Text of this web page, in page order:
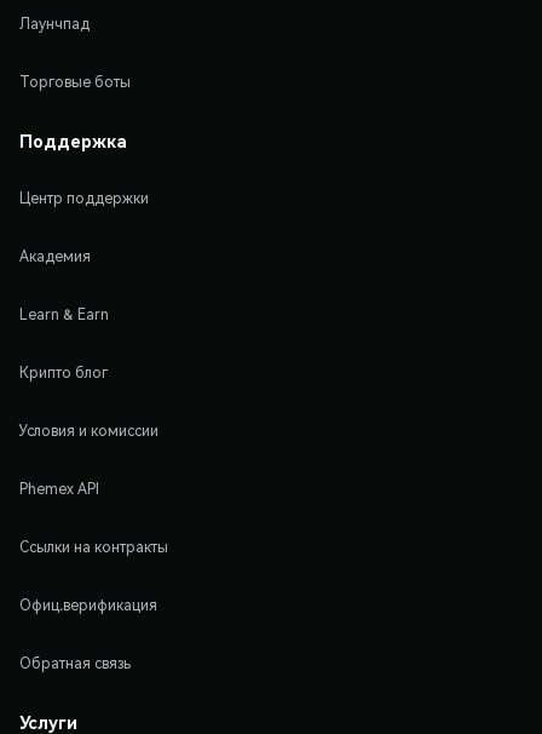
Лаунчпад
Торговые боты
Поддержка
Центр поддержки
Академия
Learn & Earn
Крипто блог
Условия и комиссии
Phemex API
Ссылки на контракты
Офиц.верификация
Обратная связь
Услуги